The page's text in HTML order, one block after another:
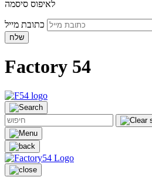
לאיפוס סיסמה
שלח
Factory 54